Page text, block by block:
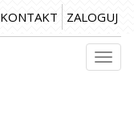
KONTAKT ZALOGUJ